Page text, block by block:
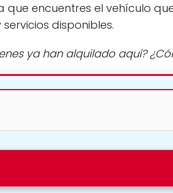
encuentres el vehículo
disponibles.
ya han alquilado aquí?